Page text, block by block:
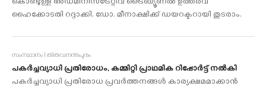
കൊണ്ടുള്ള അഡ്മിനിസ്ട്രേറ്റീവ് ട്രൈബ്യൂണല്‍ ഉത്തരവ്
ഹൈക്കോടതി റദ്ദാക്കി. ഡോ. മീനാക്ഷിക്ക് ഡയറക്ടറായി തുടരാം.
സംസ്ഥാനം I തിരുവനന്തപുരം
പകര്‍ച്ചവ്യാധി പ്രതിരോധം, കമ്മിറ്റി പ്രാഥമിക റിപ്പോര്‍ട്ട് നൽകി
പകര്‍ച്ചവ്യാധി പ്രതിരോധ പ്രവര്‍ത്തനങ്ങള്‍ കാര്യക്ഷമമാക്കാന്‍